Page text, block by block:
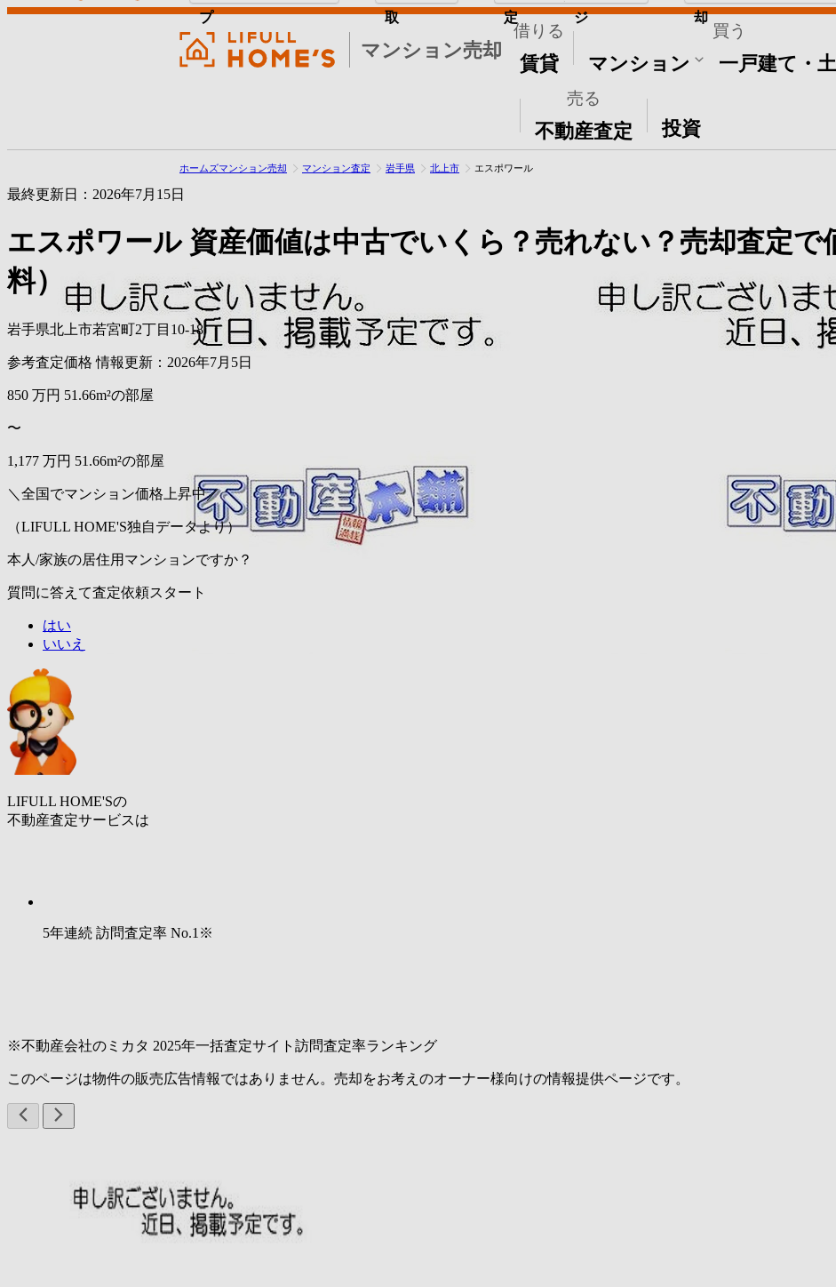
マンション売却
借りる
賃貸
買う
マンション 一戸建て・
売る
不動産査定
その他
投資
プ 取 定 ジ 却
ホームズマンション売却 マンション査定 岩手県 北上市 エスポワール
最終更新日：2026年7月15日
エスポワール 資産価値は中古でいくら？売れない？売却査定で
料）
岩手県北上市若宮町2丁目10-18
参考査定価格 情報更新：2026年7月5日
850 万円 51.66m²の部屋
〜
1,177 万円 51.66m²の部屋
＼全国でマンション価格上昇中／
（LIFULL HOME'S独自データより）
本人/家族の居住用マンションですか？
質問に答えて査定依頼スタート
はい
いいえ
LIFULL HOME'Sの
不動産査定サービスは
5年連続 訪問査定率 No.1 ※
※不動産会社のミカタ 2025年一括査定サイト訪問査定率ランキング
このページは物件の販売広告情報ではありません。売却をお考えのオーナー様向けの情報提供ページです。